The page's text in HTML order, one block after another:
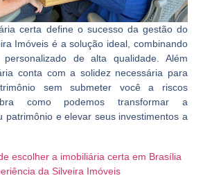
certa define o sucesso da gestão do
Imóveis é a solução ideal, combinando
de alta qualidade. Além
conta com a solidez necessária para
sem submeter você a riscos
como podemos transformar a
patrimônio e elevar seus investimentos a
escolher a imobiliária certa em Brasília
da Silveira Imóveis